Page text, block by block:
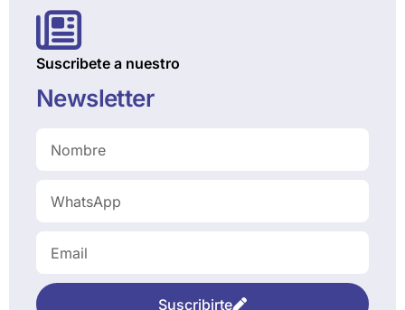
Suscribete a nuestro
Newsletter
Suscribirte